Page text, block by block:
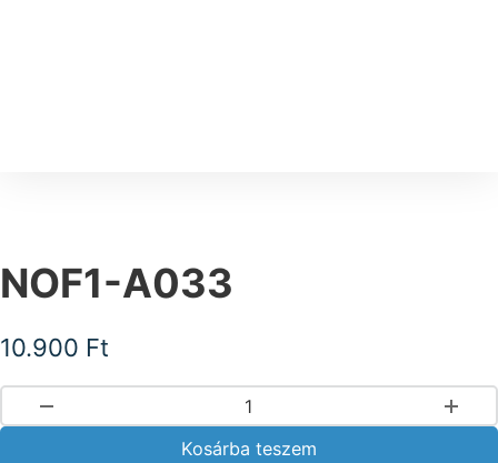
NOF1-A033
10.900 Ft
NOF1-A033 mennyiség
Kosárba teszem